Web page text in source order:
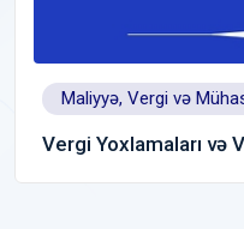
Maliyyə, Vergi və
Vergi Yoxlamaları və